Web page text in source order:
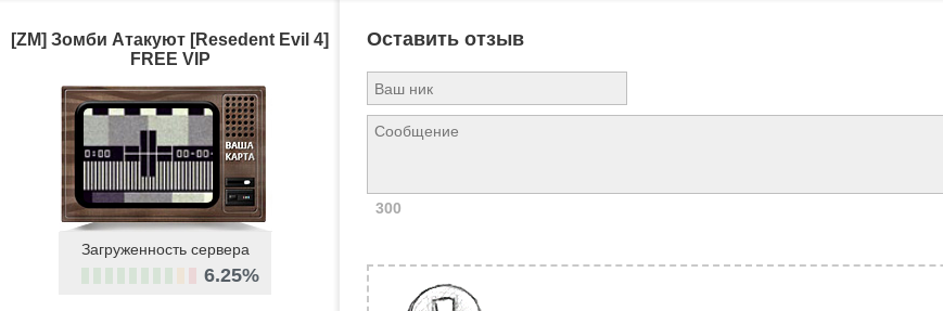
[ZM] Зомби Атакуют [Resedent Evil 4]
FREE VIP
Загруженность сервера
6.25%
Оставить отзыв
300